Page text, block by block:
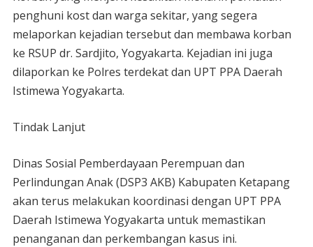
penghuni kost dan warga sekitar, yang segera
melaporkan kejadian tersebut dan membawa korban
ke RSUP dr. Sardjito, Yogyakarta. Kejadian ini juga
dilaporkan ke Polres terdekat dan UPT PPA Daerah
Istimewa Yogyakarta.
Tindak Lanjut
Dinas Sosial Pemberdayaan Perempuan dan
Perlindungan Anak (DSP3 AKB) Kabupaten Ketapang
akan terus melakukan koordinasi dengan UPT PPA
Daerah Istimewa Yogyakarta untuk memastikan
penanganan dan perkembangan kasus ini.